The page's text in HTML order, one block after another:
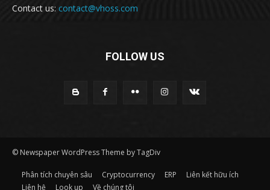
Contact us: contact@vhoss.com
FOLLOW US
© Newspaper WordPress Theme by TagDiv
Phân tích chuyên sâu Cryptocurrency ERP
Liên kết hữu ích
Liên hệ
Look up Về chúng tôi